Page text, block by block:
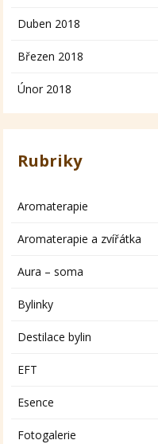
Duben 2018
Březen 2018
Únor 2018
Rubriky
Aromaterapie
Aromaterapie a zvířátka
Aura – soma
Bylinky
Destilace bylin
EFT
Esence
Fotogalerie